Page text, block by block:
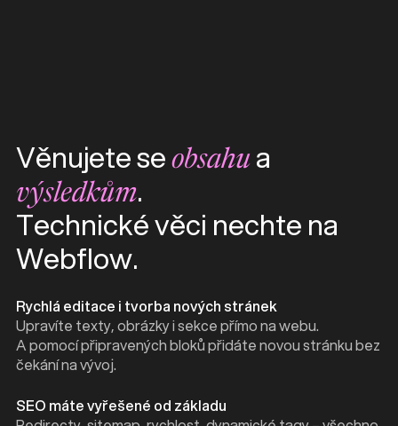
Věnujete se obsahu a
výsledkům.
Technické věci nechte na
Webflow.
Rychlá editace i tvorba nových stránek
Upravíte texty, obrázky i sekce přímo na webu.
A pomocí připravených bloků přidáte novou stránku bez
čekání na vývoj.
SEO máte vyřešené od základu